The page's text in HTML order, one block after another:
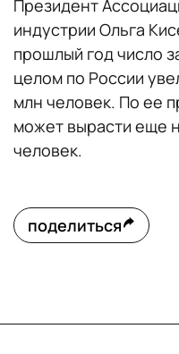
Президент
индустрии Ольга
прошлый год число
целом по России
млн человек. По ее
может вырасти еще
человек.
поделиться